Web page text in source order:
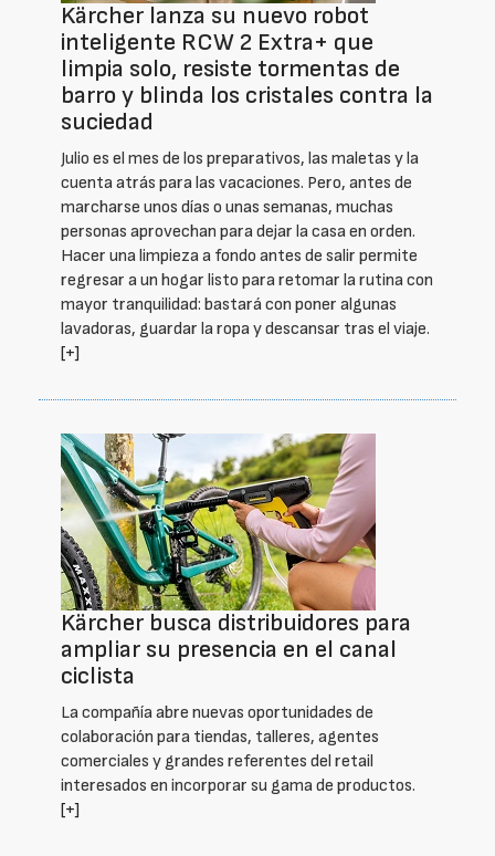
Kärcher lanza su nuevo robot
inteligente RCW 2 Extra+ que
limpia solo, resiste tormentas de
barro y blinda los cristales contra la
suciedad
Julio es el mes de los preparativos, las maletas y la
cuenta atrás para las vacaciones. Pero, antes de
marcharse unos días o unas semanas, muchas
personas aprovechan para dejar la casa en orden.
Hacer una limpieza a fondo antes de salir permite
regresar a un hogar listo para retomar la rutina con
mayor tranquilidad: bastará con poner algunas
lavadoras, guardar la ropa y descansar tras el viaje.
[+]
Kärcher busca distribuidores para
ampliar su presencia en el canal
ciclista
La compañía abre nuevas oportunidades de
colaboración para tiendas, talleres, agentes
comerciales y grandes referentes del retail
interesados en incorporar su gama de productos.
[+]